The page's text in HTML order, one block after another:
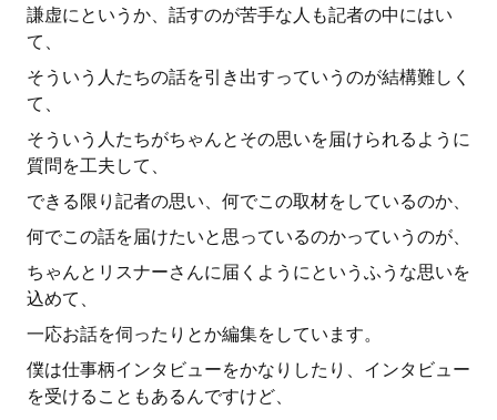
謙虚にというか、話すのが苦手な人も記者の中にはい
て、
そういう人たちの話を引き出すっていうのが結構難しく
て、
そういう人たちがちゃんとその思いを届けられるように
質問を工夫して、
できる限り記者の思い、何でこの取材をしているのか、
何でこの話を届けたいと思っているのかっていうのが、
ちゃんとリスナーさんに届くようにというふうな思いを
込めて、
一応お話を伺ったりとか編集をしています。
僕は仕事柄インタビューをかなりしたり、インタビュー
を受けることもあるんですけど、